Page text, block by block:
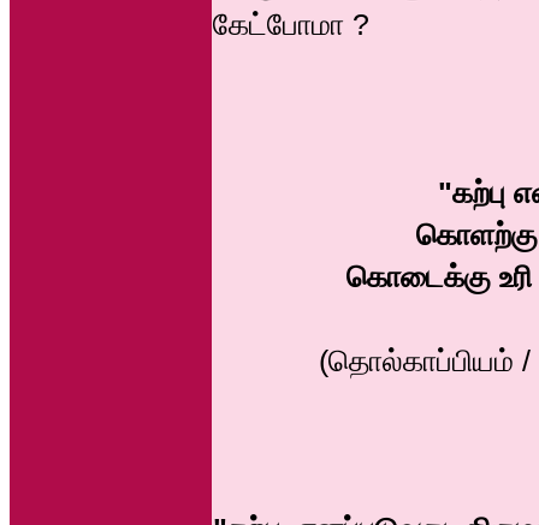
கேட்போமா ?
"கற்பு
கொளற்கு
கொடைக்கு
(தொல்காப்பியம் /